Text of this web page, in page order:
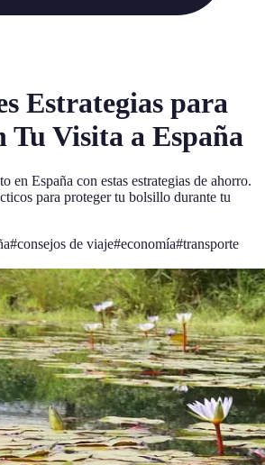
Estrategias para
Visita a España
en España con estas estrategias de ahorro.
para proteger tu bolsillo durante tu
#consejos de viaje#economía#transporte